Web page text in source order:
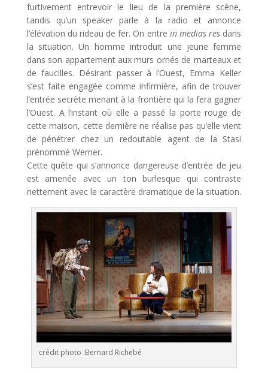
furtivement entrevoir le lieu de la première scène,
tandis qu’un speaker parle à la radio et annonce
l’élévation du rideau de fer. On entre in medias res dans
la situation. Un homme introduit une jeune femme
dans son appartement aux murs ornés de marteaux et
de faucilles. Désirant passer à l’Ouest, Emma Keller
s’est faite engagée comme infirmière, afin de trouver
l’entrée secrète menant à la frontière qui la fera gagner
l’Ouest. A l’instant où elle a passé la porte rouge de
cette maison, cette dernière ne réalise pas qu’elle vient
de pénétrer chez un redoutable agent de la Stasi
prénommé Werner.
Cette quête qui s’annonce dangereuse d’entrée de jeu
est amenée avec un ton burlesque qui contraste
nettement avec le caractère dramatique de la situation.
crédit photo :Bernard Richebé